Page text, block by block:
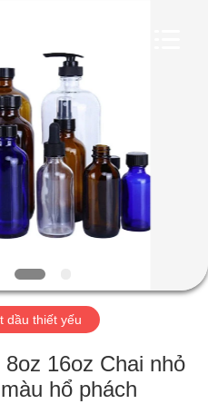
dầu thiết yếu
16oz Chai nhỏ
hổ phách